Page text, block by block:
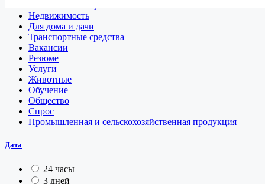
Недвижимость
Для дома и дачи
Транспортные средства
Вакансии
Резюме
Услуги
Животные
Обучение
Общество
Спрос
Промышленная и сельскохозяйственная продукция
Дата
24 часы
3 дней